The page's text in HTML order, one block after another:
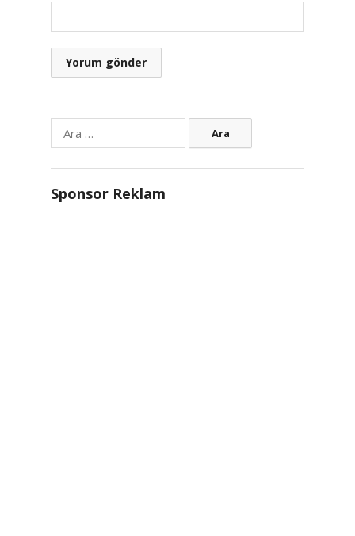
Sponsor Reklam